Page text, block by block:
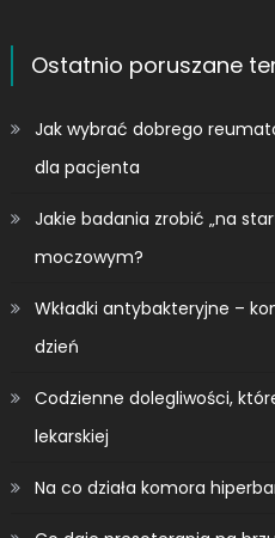
Ostatnio poruszane
Jak wybrać dobrego
dla pacjenta
Jakie badania zrobić „na
moczowym?
Wkładki antybakteryjne –
dzień
Codzienne dolegliwości,
lekarskiej
Na co działa komora